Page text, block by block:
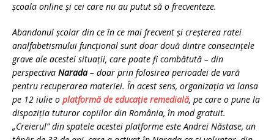
școala online și cei care nu au putut să o frecventeze.
Abandonul școlar din ce în ce mai frecvent și creșterea ratei
analfabetismului funcțional sunt doar două dintre consecințele
grave ale acestei situații, care poate fi combătută – din
perspectiva Narada– doar prin folosirea perioadei de vară
pentru recuperarea materiei. În acest sens, organizația va lansa
pe 12 iulie o platformă de educație remedială, pe care o pune la
dispoziția tuturor copiilor din România, în mod gratuit.
„Creierul” din spatele acestei platforme este Andrei Năstase, un